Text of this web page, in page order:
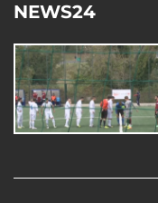
NEWS24